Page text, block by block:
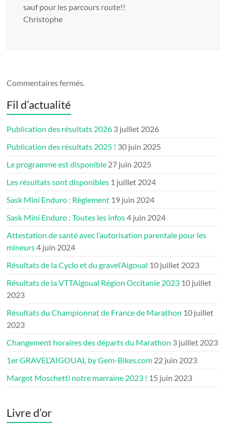
sauf pour les parcours route!!
Christophe
Commentaires fermés.
Fil d’actualité
Publication des résultats 2026 3 juillet 2026
Publication des résultats 2025 ! 30 juin 2025
Le programme est disponible 27 juin 2025
Les résultats sont disponibles 1 juillet 2024
Sask Mini Enduro : Règlement 19 juin 2024
Sask Mini Enduro : Toutes les infos4 juin 2024
Attestation de santé avec l’autorisation parentale pour les
mineurs4 juin 2024
Résultats de la Cyclo et du gravel’Aigoual 10 juillet 2023
Résultats de la VTTAigoual Région Occitanie 2023 10 juillet
2023
Résultats du Championnat de France de Marathon 10 juillet
2023
Changement horaires des départs du Marathon 3 juillet 2023
1er GRAVEL’AIGOUAL by Gem-Bikes.com 22 juin 2023
Margot Moschetti notre marraine 2023 ! 15 juin 2023
Livre d’or